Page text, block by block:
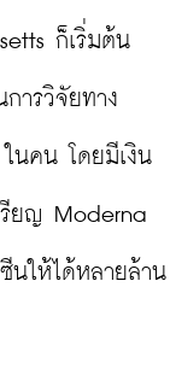
ก็เริ่มต้น
ารวิจัยทาง
นคน โดยมีเงิน
รียญ Moderna
นให้ได้หลายล้าน